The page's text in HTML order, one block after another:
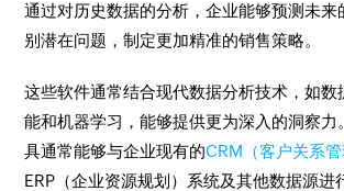
通过对历史数据的分析，企业能够预测未来
别潜在问题，制定更加精准的销售策略。
这些软件通常结合现代数据分析技术，如数
能和机器学习，能够提供更为深入的洞察力
具通常能够与企业现有的CRM（客户关系
ERP（企业资源规划）系统及其他数据源进